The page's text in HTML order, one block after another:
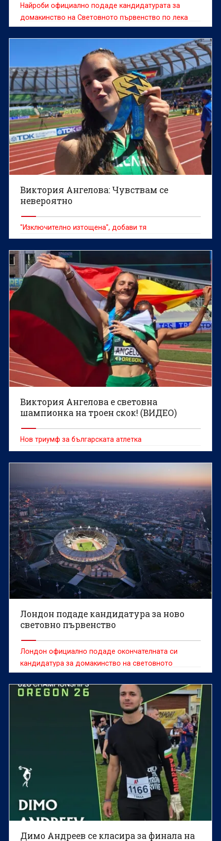
Найроби официално подаде кандидатурата за
домакинство на Световното първенство по лека
атлетика през 2029 година, стремейки се да стане
първият африкански град, който ще бъде домакин
на най-голямото събитие в спорта, съобщава
агенция Ройтерс.
Виктория Ангелова: Чувствам се
невероятно
"Изключително изтощена", добави тя
Виктория Ангелова е световна
шампионка на троен скок! (ВИДЕО)
Нов триумф за българската атлетка
Лондон подаде кандидатура за ново
световно първенство
Лондон официално подаде окончателната си
кандидатура за домакинство на световното
първенство по лека атлетика през 2029 година.
Димо Андреев се класира за финала на